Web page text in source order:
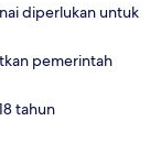
diperlukan untuk
pemerintah
tahun